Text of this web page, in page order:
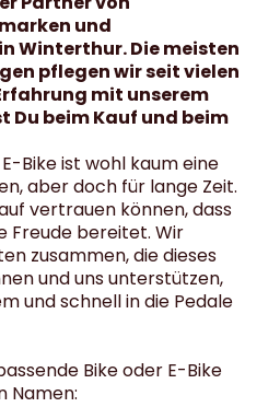
und
Winterthur. Die meisten
pflegen wir seit vielen
mit unserem
beim Kauf und beim
Bike ist wohl kaum eine
aber doch für lange Zeit.
vertrauen können, dass
Freude bereitet. Wir
zusammen, die dieses
und uns unterstützen,
und schnell in die Pedale
Bike oder E-Bike
Namen: